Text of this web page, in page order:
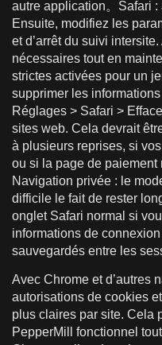
autre application。Safari
Ensuite, modifiez les
et d’arrêt du suivi
nécessaires tout en
strictes activées pour un
supprimer les
Réglages > Safari >
sites web. Cela devrait
à plusieurs reprises, si
ou si la page de paiement
Navigation privée : le
difficile le fait de rester
onglet Safari normal si
informations de
sauvegardés entre les
Avec Chrome et d’autres
autorisations de cookies
plus claires par site. Cela
PepperMill fonctionnel